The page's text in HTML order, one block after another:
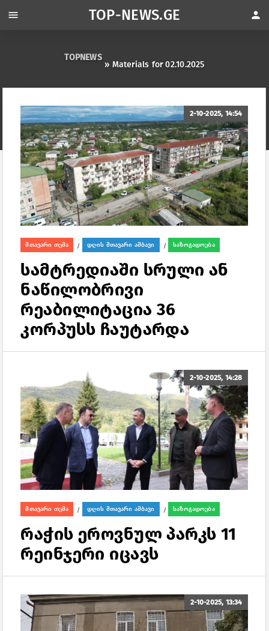
TOPNEWS
» Materials for 02.10.2025
2-10-2025, 14:54
მთავარი თემა / დღის მთავარი ამბავი / საზოგადოება
სამტრედიაში სრული ან
ნაწილობრივი
რეაბილიტაცია 36
კორპუსს ჩაუტარდა
2-10-2025, 14:28
მთავარი თემა / დღის მთავარი ამბავი / საზოგადოება
რაჭის ეროვნულ პარკს 11
რეინჯერი იცავს
2-10-2025, 13:34
menu TOP-NEWS.GE person